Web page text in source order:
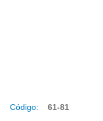
Código: 61-81